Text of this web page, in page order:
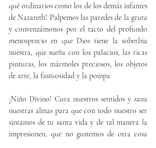
qué ordinarios como los de los demás infantes
de Nazareth! Palpemos las paredes de la gruta
y convenzámonos por el tacto del profundo
menosprecio en que Dios tiene la soberbia
nuestra, que sueña con los palacios, las ricas
pinturas, los mármoles preciosos, los objetos
de arte, la fastuosidad y la pompa
¡Niño Divino! Cura nuestros sentidos y sana
nuestras almas para que con todo nuestro ser
sintamos de tu santa vida y de tal manera la
impresionen, que no gustemos de otra cosa